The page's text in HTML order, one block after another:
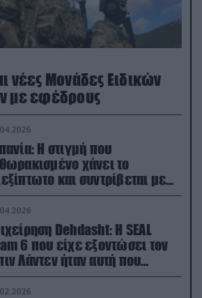
νέες Μονάδες Ειδικών
με εφέδρους
Η στιγμή που
χάνει το
και συντρίβεται με
στο έδαφος (βίντεο)
Dehdasht: Η SEAL
6 που είχε εξοντώσει τον
Λάντεν ήταν αυτή που
τον πιλότο του F-15